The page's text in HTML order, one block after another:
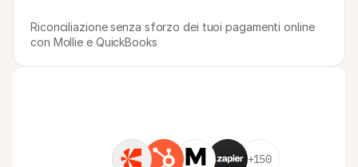
Riconciliazione senza sforzo dei tuoi pagamenti online
con Mollie e QuickBooks
+150